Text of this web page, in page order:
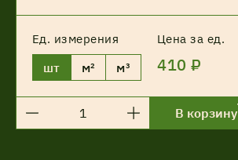
Ед. измерения Цена за ед.
шт м² м³ 410 ₽
В корзину